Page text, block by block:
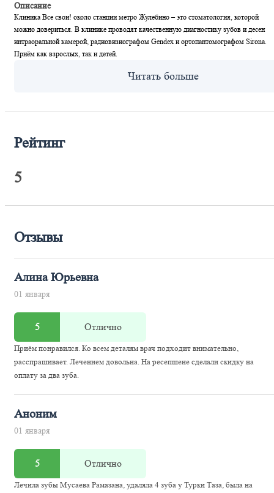
Описание
Клиника Все свои! около станции метро Жулебино – это стоматология, которой
можно довериться. В клинике проводят качественную диагностику зубов и десен
интраоральной камерой, радиовизиографом Gendex и ортопантомографом Sirona.
Приём как взрослых, так и детей.
Рейтинг
5
Отзывы
Алина Юрьевна
01 января
5 Отлично
Приём понравился. Ко всем деталям врач подходит внимательно,
расспрашивает. Лечением довольна. На ресепшене сделали скидку на
оплату за два зуба.
Аноним
01 января
5 Отлично
Лечила зубы Мусаева Рамазана, удаляла 4 зуба у Турки Таза, была на